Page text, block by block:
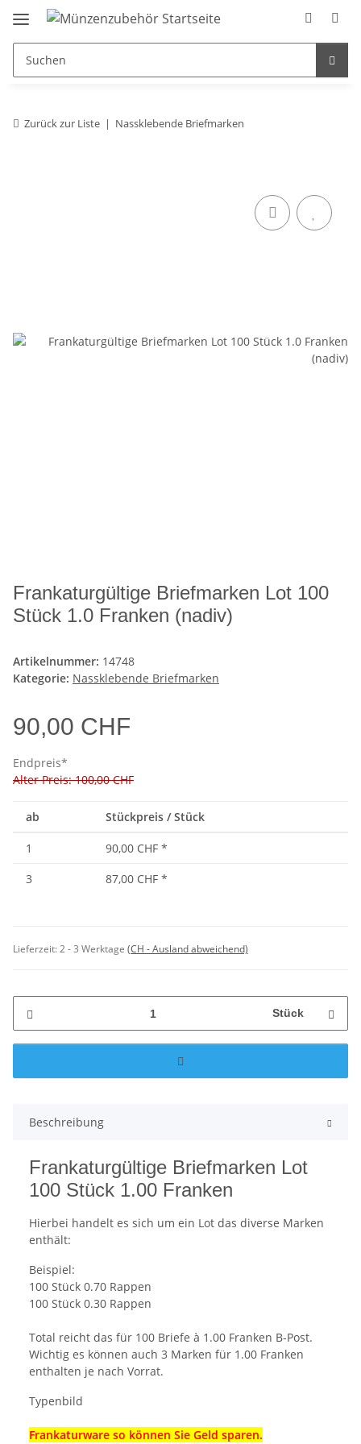
Zurück zur Liste Nassklebende Briefmarken
Frankaturgültige Briefmarken Lot 100
Stück 1.0 Franken (nadiv)
Artikelnummer: 14748
Kategorie: Nassklebende Briefmarken
90,00 CHF
Endpreis*
Alter Preis: 100,00 CHF
ab Stückpreis / Stück
1 90,00 CHF *
3
87,00 CHF *
Lieferzeit:2 - 3 Werktage (CH - Ausland abweichend)
Stück
Beschreibung
Frankaturgültige Briefmarken Lot
100 Stück 1.00 Franken
Hierbei handelt es sich um ein Lot das diverse Marken
enthält:
Beispiel:
100 Stück 0.70 Rappen
100 Stück 0.30 Rappen
Total reicht das für 100 Briefe à 1.00 Franken B-Post.
Wichtig es können auch 3 Marken für 1.00 Franken
enthalten je nach Vorrat.
Typenbild
Frankaturware so können Sie Geld sparen.